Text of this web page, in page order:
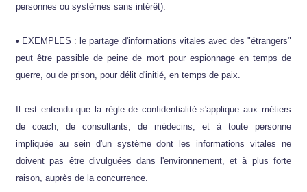
personnes ou systèmes sans intérêt).
• EXEMPLES : le partage d'informations vitales avec des "étrangers"
peut être passible de peine de mort pour espionnage en temps de
guerre, ou de prison, pour délit d'initié, en temps de paix.
Il est entendu que la règle de confidentialité s'applique aux métiers
de coach, de consultants, de médecins, et à toute personne
impliquée au sein d'un système dont les informations vitales ne
doivent pas être divulguées dans l'environnement, et à plus forte
raison, auprès de la concurrence.